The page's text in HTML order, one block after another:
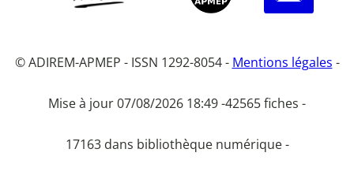
© ADIREM-APMEP - ISSN 1292-8054 - Mentions légales -
Mise à jour 07/08/2026 18:49 -42565 fiches -
17163 dans bibliothèque numérique -